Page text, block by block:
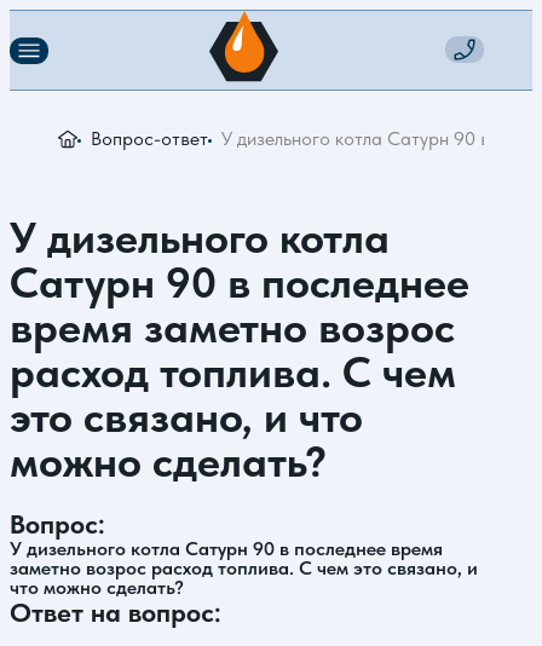
Вопрос-ответ У дизельного котла Сатурн 90 в
У дизельного котла
Сатурн 90 в последнее
время заметно возрос
расход топлива. С чем
это связано, и что
можно сделать?
Вопрос:
У дизельного котла Сатурн 90 в последнее время
заметно возрос расход топлива. С чем это связано, и
что можно сделать?
Ответ на вопрос: